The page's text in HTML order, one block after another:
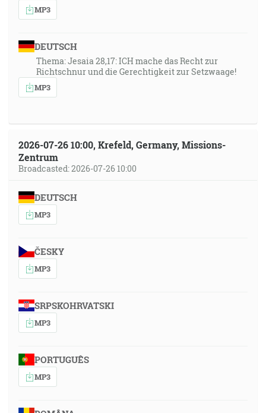
MP3
DEUTSCH
Thema: Jesaia 28,17: ICH mache das Recht zur
Richtschnur und die Gerechtigkeit zur Setzwaage!
MP3
2026-07-26 10:00, Krefeld, Germany, Missions-
Zentrum
Broadcasted: 2026-07-26 10:00
DEUTSCH
MP3
ČESKY
MP3
SRPSKOHRVATSKI
MP3
PORTUGUÊS
MP3